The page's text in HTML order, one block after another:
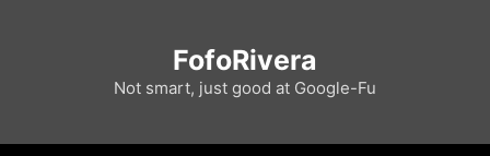
FofoRivera
Not smart, just good at Google-Fu